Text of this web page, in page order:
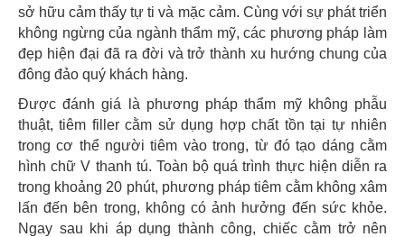
sở hữu cảm thấy tự ti và mặc cảm. Cùng với sự phát triển
không ngừng của ngành thẩm mỹ, các phương pháp làm
đẹp hiện đại đã ra đời và trở thành xu hướng chung của
đông đảo quý khách hàng.
Được đánh giá là phương pháp thẩm mỹ không phẫu
thuật, tiêm filler cằm sử dụng hợp chất tồn tại tự nhiên
trong cơ thể người tiêm vào trong, từ đó tạo dáng cằm
hình chữ V thanh tú. Toàn bộ quá trình thực hiện diễn ra
trong khoảng 20 phút, phương pháp tiêm cằm không xâm
lấn đến bên trong, không có ảnh hưởng đến sức khỏe.
Ngay sau khi áp dụng thành công, chiếc cằm trở nên